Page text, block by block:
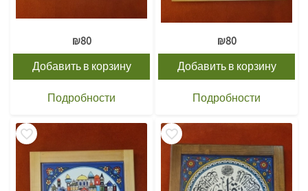
₪80
Добавить в корзину
Подробности
₪80
Добавить в корзину
Подробности